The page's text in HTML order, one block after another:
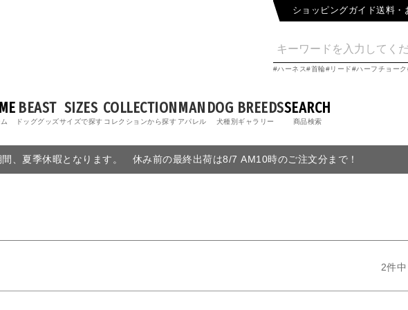
ショッピングガイド送料・
ハーネス 首輪 リード ハーフチョーク
BEAST
ドッググッズ
SIZES
サイズで探す
COLLECTION
コレクションから探す
MAN
アパレル
DOG BREEDS
犬種別ギャラリー
SEARCH
商品検索
、夏季休暇となります。 休み前の最終出荷は8/7 AM10時のご注文分まで！
2件中